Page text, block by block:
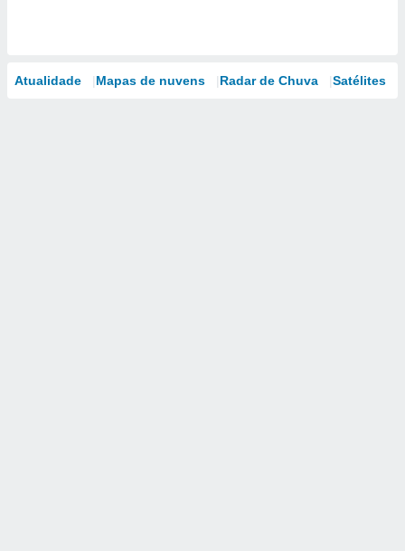
Atualidade Mapas de nuvens Radar de Chuva Satélites